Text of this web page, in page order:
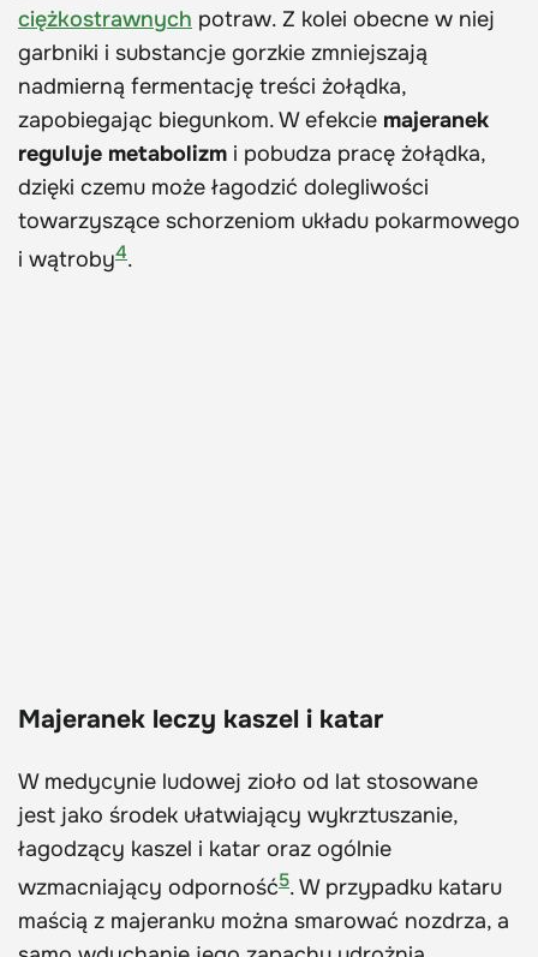
ciężkostrawnych potraw. Z kolei obecne w niej
garbniki i substancje gorzkie zmniejszają
nadmierną fermentację treści żołądka,
zapobiegając biegunkom. W efekcie majeranek
reguluje metabolizm i pobudza pracę żołądka,
dzięki czemu może łagodzić dolegliwości
towarzyszące schorzeniom układu pokarmowego
i wątroby4.
Majeranek leczy kaszel i katar
W medycynie ludowej zioło od lat stosowane
jest jako środek ułatwiający wykrztuszanie,
łagodzący kaszel i katar oraz ogólnie
wzmacniający odporność5. W przypadku kataru
maścią z majeranku można smarować nozdrza, a